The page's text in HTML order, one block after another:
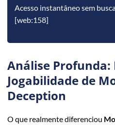
Acesso instantâneo sem
[web:158]
Análise Profunda:
Jogabilidade de
Deception
O que realmente diferenciou